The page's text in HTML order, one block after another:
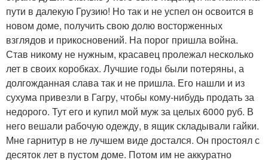
пути в далекую Грузию! Но так и не успел он освоится в
новом доме, получить свою долю восторженных
взглядов и прикосновений. На порог пришла война.
Став никому не нужным, красавец пролежал несколько
лет в своих коробках. Лучшие годы были потеряны, а
долгожданная слава так и не пришла. Его нашли и из
сухума привезли в Гагру, чтобы кому-нибудь продать за
недорого. Тут его и купил мой муж за целых 6000 руб. В
него вешали рабочую одежду, в ящик складывали гайки.
Мне гарнитур в не лучшем виде достался. Он простоял с
десяток лет в пустом доме. Потом им не аккуратно